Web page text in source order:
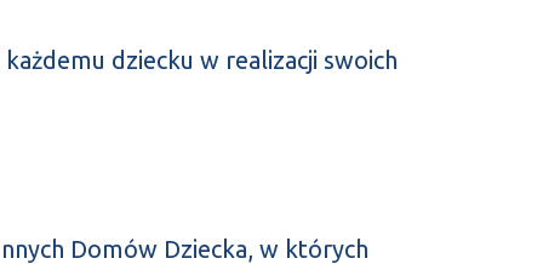
dziecku w realizacji swoich
Domów Dziecka, w których